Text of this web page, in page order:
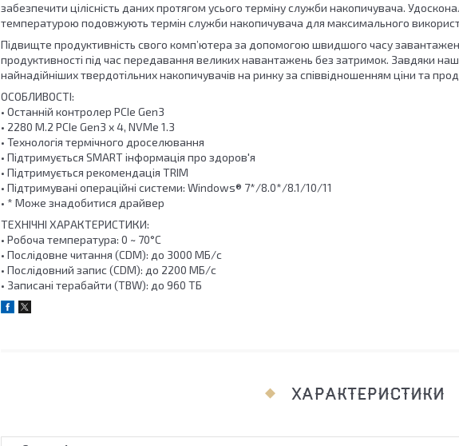
забезпечити цілісність даних протягом усього терміну служби накопичувача.
температурою подовжують термін служби накопичувача для максимального
Підвищте продуктивність свого комп’ютера за допомогою швидшого часу
продуктивності під час передавання великих навантажень без затримок. Завдяки
найнадійніших твердотільних накопичувачів на ринку за співвідношенням ціни та
ОСОБЛИВОСТІ:
• Останній контролер PCIe Gen3
• 2280 M.2 PCIe Gen3 x 4, NVMe 1.3
• Технологія термічного дроселювання
• Підтримується SMART інформація про здоров'я
• Підтримується рекомендація TRIM
• Підтримувані операційні системи: Windows® 7*/8.0*/8.1/10/11
• * Може знадобитися драйвер
ТЕХНІЧНІ ХАРАКТЕРИСТИКИ:
• Робоча температура: 0 ~ 70°C
• Послідовне читання (CDM): до 3000 МБ/с
• Послідовний запис (CDM): до 2200 МБ/с
• Записані терабайти (TBW): до 960 ТБ
ХАРАКТЕРИСТИКИ